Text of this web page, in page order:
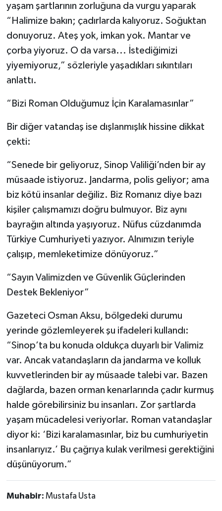
yaşam şartlarının zorluğuna da vurgu yaparak
“Halimize bakın; çadırlarda kalıyoruz. Soğuktan
donuyoruz. Ateş yok, imkan yok. Mantar ve
çorba yiyoruz. O da varsa... İstediğimizi
yiyemiyoruz,” sözleriyle yaşadıkları sıkıntıları
anlattı.
“Bizi Roman Olduğumuz İçin Karalamasınlar”
Bir diğer vatandaş ise dışlanmışlık hissine dikkat
çekti:
“Senede bir geliyoruz, Sinop Valiliği’nden bir ay
müsaade istiyoruz. Jandarma, polis geliyor; ama
biz kötü insanlar değiliz. Biz Romanız diye bazı
kişiler çalışmamızı doğru bulmuyor. Biz aynı
bayrağın altında yaşıyoruz. Nüfus cüzdanımda
Türkiye Cumhuriyeti yazıyor. Alnımızın teriyle
çalışıp, memleketimize dönüyoruz.”
“Sayın Valimizden ve Güvenlik Güçlerinden
Destek Bekleniyor”
Gazeteci Osman Aksu, bölgedeki durumu
yerinde gözlemleyerek şu ifadeleri kullandı:
“Sinop’ta bu konuda oldukça duyarlı bir Valimiz
var. Ancak vatandaşların da jandarma ve kolluk
kuvvetlerinden bir ay müsaade talebi var. Bazen
dağlarda, bazen orman kenarlarında çadır kurmuş
halde görebilirsiniz bu insanları. Zor şartlarda
yaşam mücadelesi veriyorlar. Roman vatandaşlar
diyor ki: ‘Bizi karalamasınlar, biz bu cumhuriyetin
insanlarıyız.’ Bu çağrıya kulak verilmesi gerektiğini
düşünüyorum.”
Muhabir: Mustafa Usta